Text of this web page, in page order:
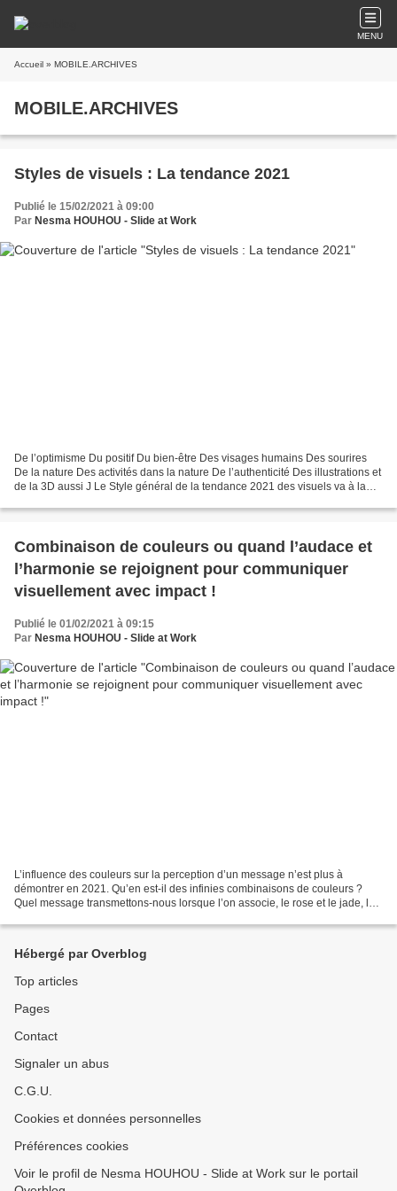
MENU
Accueil » MOBILE.ARCHIVES
MOBILE.ARCHIVES
Styles de visuels : La tendance 2021
Publié le 15/02/2021 à 09:00
Par Nesma HOUHOU - Slide at Work
De l’optimisme Du positif Du bien-être Des visages humains Des sourires
De la nature Des activités dans la nature De l’authenticité Des illustrations et
de la 3D aussi J Le Style général de la tendance 2021 des visuels va à la
Combinaison de couleurs ou quand l’audace et
l’harmonie se rejoignent pour communiquer
visuellement avec impact !
Publié le 01/02/2021 à 09:15
Par Nesma HOUHOU - Slide at Work
L’influence des couleurs sur la perception d’un message n’est plus à
démontrer en 2021. Qu’en est-il des infinies combinaisons de couleurs ?
Quel message transmettons-nous lorsque l’on associe, le rose et le jade, le
Hébergé par Overblog
Top articles
Pages
Contact
Signaler un abus
C.G.U.
Cookies et données personnelles
Préférences cookies
Voir le profil de Nesma HOUHOU - Slide at Work sur le portail